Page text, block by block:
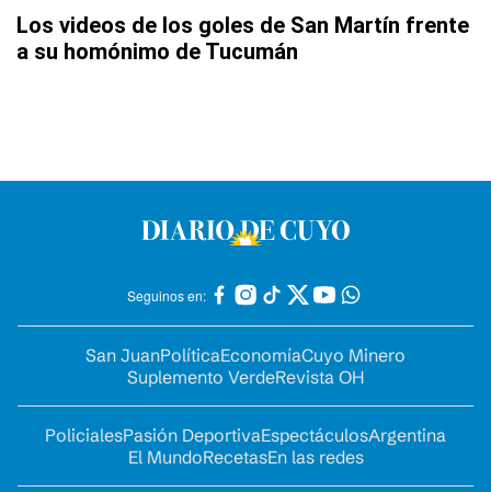
Los videos de los goles de San Martín frente
a su homónimo de Tucumán
Seguinos en:
San JuanPolíticaEconomíaCuyo Minero
Suplemento VerdeRevista OH
PolicialesPasión DeportivaEspectáculosArgentina
El MundoRecetasEn las redes